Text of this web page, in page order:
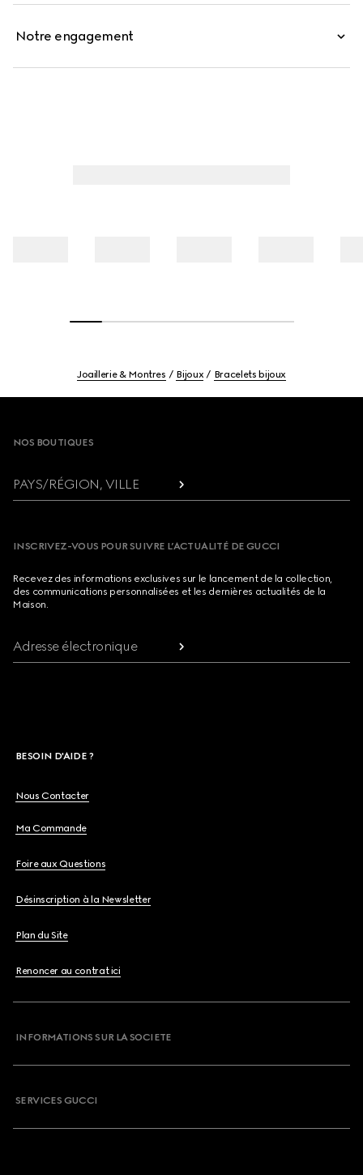
Notre engagement
Joaillerie & Montres Bijoux Bracelets bijoux
NOS BOUTIQUES
PAYS/RÉGION, VILLE
INSCRIVEZ-VOUS POUR SUIVRE L’ACTUALITÉ DE GUCCI
Recevez des informations exclusives sur le lancement de la collection,
des communications personnalisées et les dernières actualités de la
Maison.
Adresse électronique
BESOIN D'AIDE ?
Nous Contacter
Ma Commande
Foire aux Questions
Désinscription à la Newsletter
Plan du Site
Renoncer au contrat ici
INFORMATIONS SUR LA SOCIETE
SERVICES GUCCI